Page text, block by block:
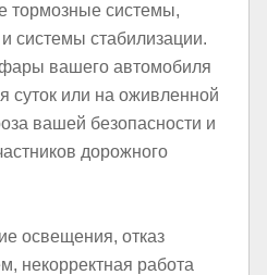
тормозные системы,
системы стабилизации.
фары вашего автомобиля
суток или на оживленной
вашей безопасности и
дорожного
освещения, отказ
некорректная работа